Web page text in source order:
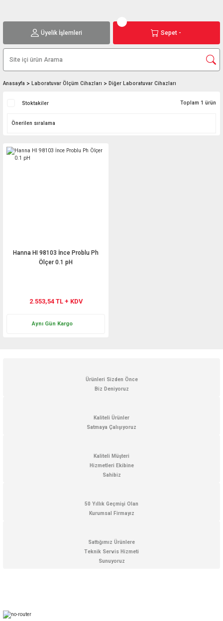
Üyelik İşlemleri Sepet -
Anasayfa Laboratuvar Ölçüm Cihazları Diğer Laboratuvar Cihazları
Stoktakiler Toplam 1 ürün
Hanna HI 98103 İnce Problu Ph
Ölçer 0.1 pH
2.553,54 TL + KDV
Aynı Gün Kargo
Ürünleri Sizden Önce
Biz Deniyoruz
Kaliteli Ürünler
Satmaya Çalışıyoruz
Kaliteli Müşteri
Hizmetleri Ekibine
Sahibiz
50 Yıllık Geçmişi Olan
Kurumsal Firmayız
Sattığımız Ürünlere
Teknik Servis Hizmeti
Sunuyoruz